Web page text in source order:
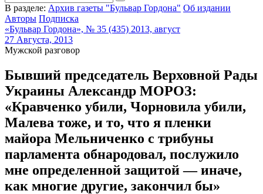
В разделе: Архив газеты "Бульвар Гордона" Об издании
Авторы Подписка
«Бульвар Гордона», № 35 (435) 2013, август
27 Августа, 2013
Мужской разговор
Бывший председатель Верховной Рады
Украины Александр МОРОЗ:
«Кравченко убили, Чорновила убили,
Малева тоже, и то, что я пленки
майора Мельниченко с трибуны
парламента обнародовал, послужило
мне определенной защитой — иначе,
как многие другие, закончил бы»